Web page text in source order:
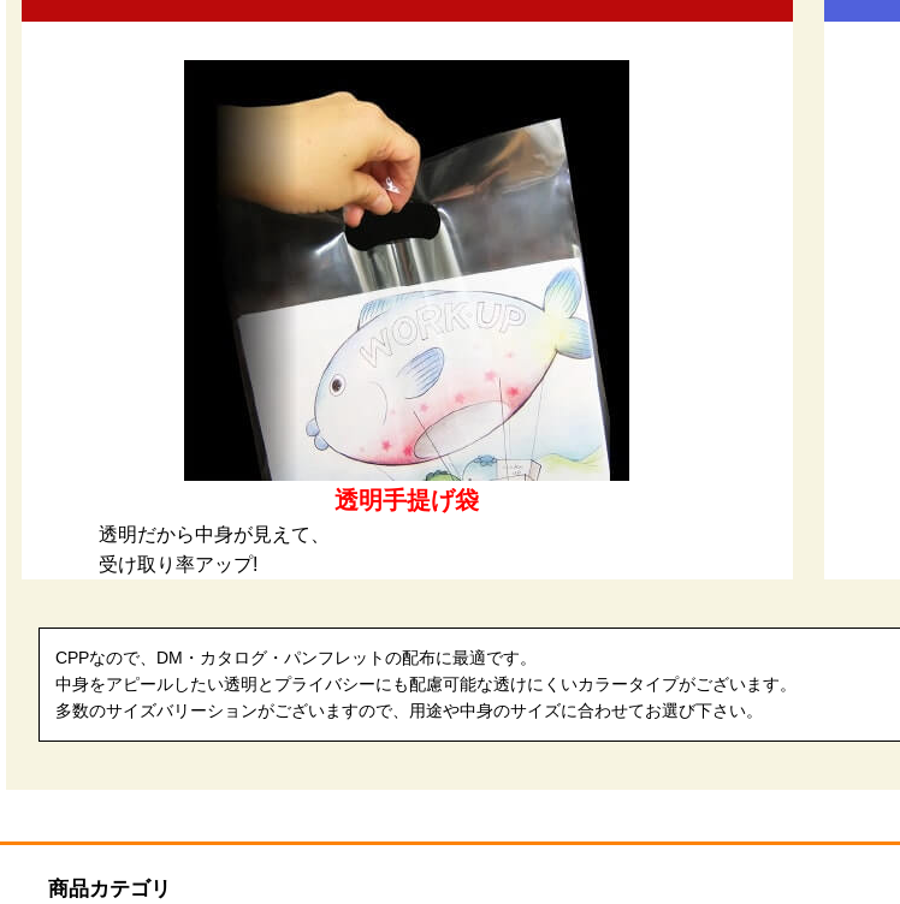
透明手提げ袋
透明だから中身が見えて、
受け取り率アップ!
CPPなので、DM・カタログ・パンフレットの配布に最適です。
中身をアピールしたい透明とプライバシーにも配慮可能な透けにくいカラータイプがございます。
多数のサイズバリーションがございますので、用途や中身のサイズに合わせてお選び下さい。
商品カテゴリ